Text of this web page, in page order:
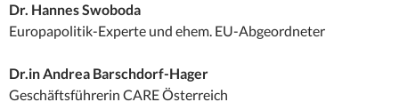
Dr. Hannes Swoboda
Europapolitik-Experte und ehem. EU-Abgeordneter
Dr.in Andrea Barschdorf-Hager
Geschäftsführerin CARE Österreich